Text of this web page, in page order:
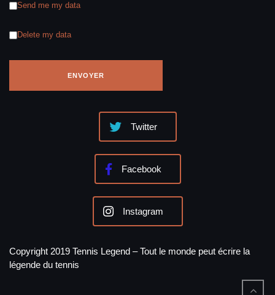
Send me my data
Delete my data
Twitter
Facebook
Instagram
Copyright 2019 Tennis Legend – Tout le monde peut écrire la
légende du tennis